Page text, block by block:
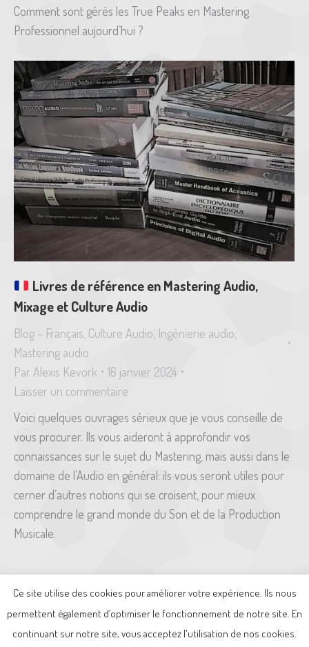
Comment sont gérés les True Peaks en Mastering
Professionnel aujourd’hui ?
Livres de référence en Mastering Audio,
Mixage et Culture Audio
Blog – Français Culture Audio Ingénierie audio
Mastering audio
Par Alexis Kevork
16 janvier 2024
Laisser un commentaire
Voici quelques ouvrages sérieux que je vous conseille de
vous procurer. Ils vous aideront à approfondir vos
connaissances sur le sujet du Mastering, mais aussi dans le
domaine de l’Audio en général: ils vous seront utiles pour
cerner d’autres notions qui se croisent, pour mieux
comprendre le grand monde du Son et de la Production
Musicale.
Mentions légales-Politique de confidentialité
Menu pied de page
Ce site utilise des cookies pour améliorer votre expérience. Ils nous
permettent également d’optimiser le fonctionnement de notre site. En
continuant sur notre site, vous acceptez l'utilisation de nos cookies.